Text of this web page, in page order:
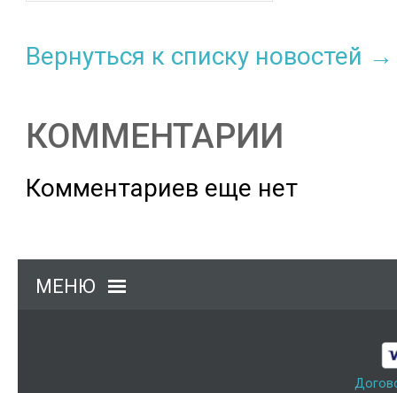
Вернуться к списку новостей →
КОММЕНТАРИИ
Комментариев еще нет
МЕНЮ